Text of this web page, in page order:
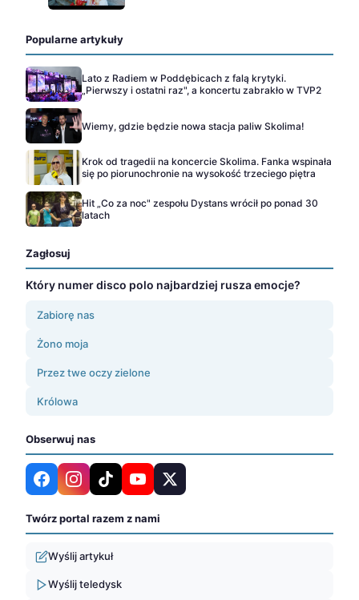
Popularne artykuły
Lato z Radiem w Poddębicach z falą krytyki.
„Pierwszy i ostatni raz", a koncertu zabrakło w TVP2
Wiemy, gdzie będzie nowa stacja paliw Skolima!
Krok od tragedii na koncercie Skolima. Fanka wspinała
się po piorunochronie na wysokość trzeciego piętra
Hit „Co za noc" zespołu Dystans wrócił po ponad 30
latach
Zagłosuj
Który numer disco polo najbardziej rusza emocje?
Zabiorę nas
Żono moja
Przez twe oczy zielone
Królowa
Obserwuj nas
Twórz portal razem z nami
Wyślij artykuł
Wyślij teledysk